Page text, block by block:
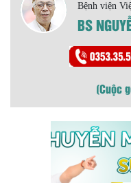
Bệnh viện
BS
(Cuộc